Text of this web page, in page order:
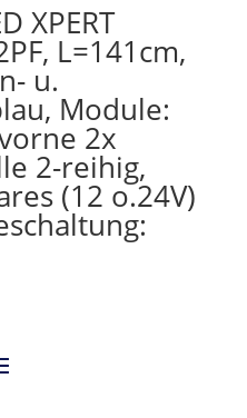
XPERT
L=141cm,
u.
Module:
2x
2-reihig,
(12 o.24V)